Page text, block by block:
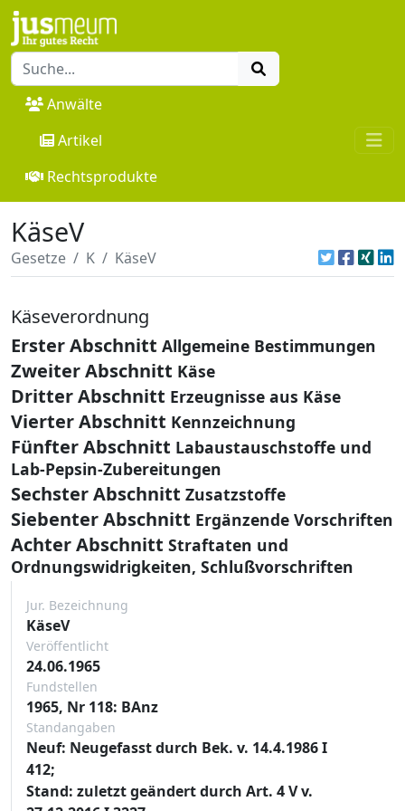
Anwälte
Artikel
Rechtsprodukte
KäseV
Gesetze K KäseV
Käseverordnung
Erster Abschnitt Allgemeine Bestimmungen
Zweiter Abschnitt Käse
Dritter Abschnitt Erzeugnisse aus Käse
Vierter Abschnitt Kennzeichnung
Fünfter Abschnitt Labaustauschstoffe und
Lab-Pepsin-Zubereitungen
Sechster Abschnitt Zusatzstoffe
Siebenter Abschnitt Ergänzende Vorschriften
Achter Abschnitt Straftaten und
Ordnungswidrigkeiten, Schlußvorschriften
Jur. Bezeichnung
KäseV
Veröffentlicht
24.06.1965
Fundstellen
1965, Nr 118: BAnz
Standangaben
Neuf: Neugefasst durch Bek. v. 14.4.1986 I
412;
Stand: zuletzt geändert durch Art. 4 V v.